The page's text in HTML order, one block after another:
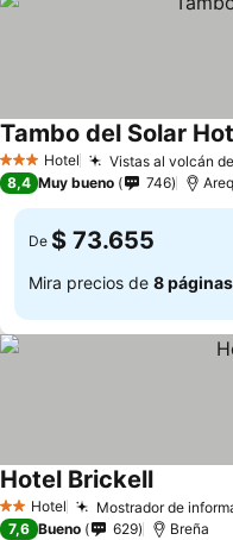
3 Estrellas
Hotel Vistas al volcán
Tambo del Solar
8,4 Muy bueno 746
De $ 73.655
Mira precios de 8 páginas
2 Estrellas
Hotel Mostrador de
Hotel Brickell
7,6 Bueno 629 Breña